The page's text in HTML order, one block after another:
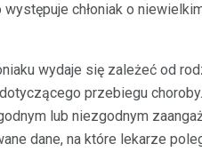
chłoniak o
wydaje się zależeć od
przebiegu
lub niezgodnym
dane, na które lekarze